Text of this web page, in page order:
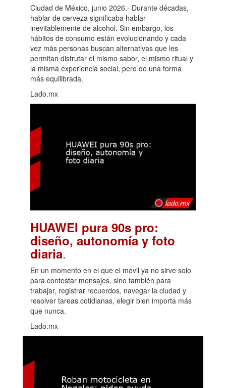
Ciudad de México, junio 2026.- Durante décadas,
hablar de cerveza significaba hablar
inevitablemente de alcohol. Sin embargo, los
hábitos de consumo están evolucionando y cada
vez más personas buscan alternativas que les
permitan disfrutar el mismo sabor, el mismo ritual y
la misma experiencia social, pero de una forma
más equilibrada.
Lado.mx
HUAWEI pura 90s pro:
diseño, autonomía y foto
diaria.
En un momento en el que el móvil ya no sirve solo
para contestar mensajes, sino también para
trabajar, registrar recuerdos, navegar la ciudad y
resolver tareas cotidianas, elegir bien importa más
que nunca.
Lado.mx